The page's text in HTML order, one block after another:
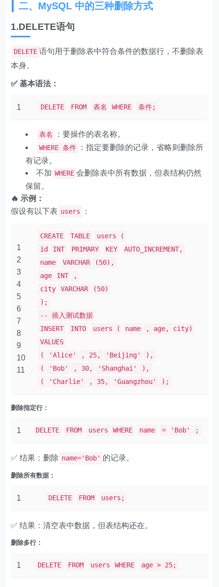
二、MySQL 中的三种删除方式
1.DELETE语句
DELETE 语句用于删除表中符合条件的数据行，不删除表
本身。
✅ 基本语法：
1 DELETE FROM 表名 WHERE 条件;
表名 ：要操作的表名称。
WHERE 条件
：指定要删除的记录，省略则删除所
有记录。
不加 WHERE 会删除表中所有数据，但表结构仍然
保留。
🔥 示例：
假设有以下表 users ：
1
2
3
4
5
6
7
8
9
10
11
CREATE TABLE
users (
id
INT PRIMARY KEY
AUTO_INCREMENT,
name
VARCHAR
(50),
age
INT
,
city
VARCHAR
(50)
);
-- 插入测试数据
INSERT
INTO users ( name
, age, city)
VALUES
(
'Alice' , 25, 'Beijing'
),
(
'Bob' , 30, 'Shanghai'
),
(
'Charlie' , 35, 'Guangzhou' );
删除指定行：
1 DELETE FROM users WHERE name = 'Bob' ;
✅ 结果：删除 name='Bob' 的记录。
删除所有数据：
1 DELETE FROM users;
✅ 结果：清空表中数据，但表结构还在。
删除多行：
1 DELETE FROM users WHERE age > 25;